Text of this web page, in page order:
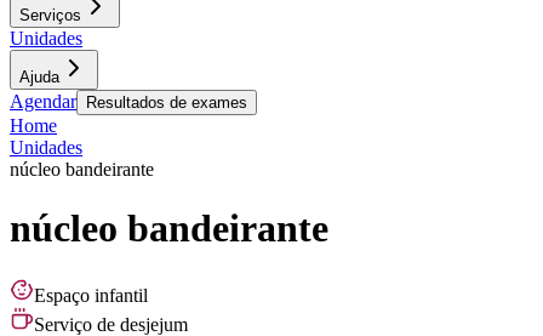
Serviços
Unidades
Ajuda
Agendar Resultados de exames
Home
Unidades
núcleo bandeirante
núcleo bandeirante
Espaço infantil
Serviço de desjejum